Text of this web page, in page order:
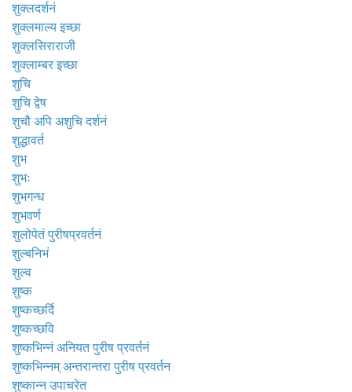
शुक्लदर्शनं
शुक्लमाल्य इच्छा
शुक्लसिराराजी
शुक्लाम्बर इच्छा
शुचि
शुचि द्वेष
शुचौ अपि अशुचि दर्शनं
शुद्धावर्त
शुभ
शुभः
शुभगन्ध
शुभवर्ण
शुलोपेतं पुरीषप्रवर्तनं
शुल्बनिभं
शुल्व
शुष्क
शुष्कच्छर्दि
शुष्कच्छवि
शुष्कभिन्नं अनियत पुरीष प्रवर्तनं
शुष्कभिन्नम् अन्तरान्तरा पुरीष प्रवर्तन
शुष्कान्न उपाचरेत